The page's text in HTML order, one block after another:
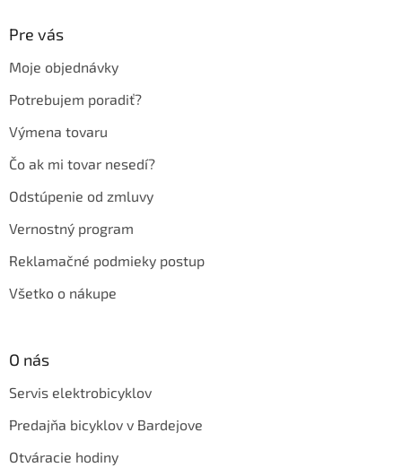
Pre vás
Moje objednávky
Potrebujem poradiť?
Výmena tovaru
Čo ak mi tovar nesedí?
Odstúpenie od zmluvy
Vernostný program
Reklamačné podmieky postup
Všetko o nákupe
O nás
Servis elektrobicyklov
Predajňa bicyklov v Bardejove
Otváracie hodiny